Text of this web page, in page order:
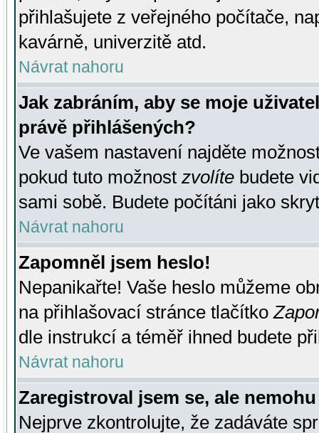
přihlašujete z veřejného počítače,
kavárně, univerzitě atd.
Návrat nahoru
Jak zabráním, aby se moje
právě přihlášených?
Ve vašem nastavení najděte
pokud tuto možnost zvolíte budete
sami sobě. Budete počítáni jako
Návrat nahoru
Zapomněl jsem heslo!
Nepanikařte! Vaše heslo můžeme
na přihlašovací stránce tlačítko
dle instrukcí a téměř ihned budete
Návrat nahoru
Zaregistroval jsem se, ale
Nejprve zkontrolujte, že zadáváte